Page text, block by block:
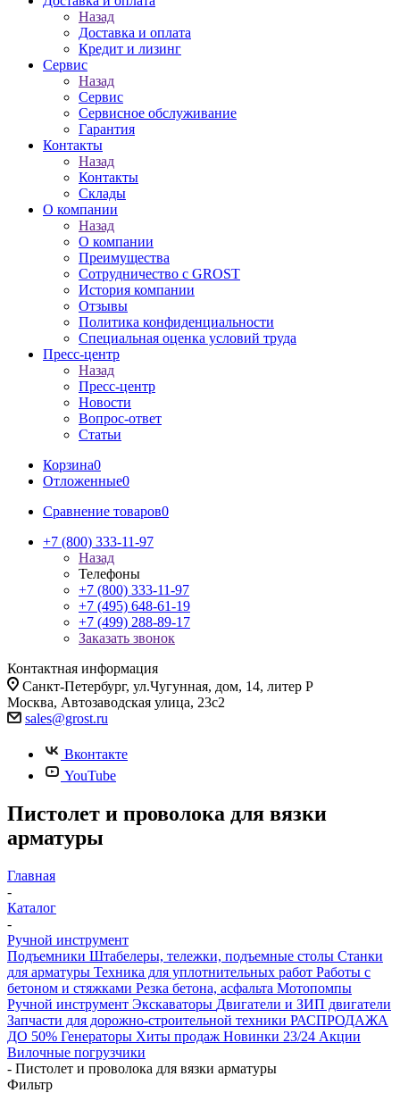
Назад
Доставка и оплата
Кредит и лизинг
Сервис
Назад
Сервис
Сервисное обслуживание
Гарантия
Контакты
Назад
Контакты
Склады
О компании
Назад
О компании
Преимущества
Сотрудничество с GROST
История компании
Отзывы
Политика конфиденциальности
Специальная оценка условий труда
Пресс-центр
Назад
Пресс-центр
Новости
Вопрос-ответ
Статьи
Корзина0
Отложенные0
Сравнение товаров0
+7 (800) 333-11-97
Назад
Телефоны
+7 (800) 333-11-97
+7 (495) 648-61-19
+7 (499) 288-89-17
Заказать звонок
Контактная информация
Санкт-Петербург, ул.Чугунная, дом, 14, литер Р
Москва, Автозаводская улица, 23с2
sales@grost.ru
Вконтакте
YouTube
Пистолет и проволока для вязки
арматуры
Главная
-
Каталог
-
Ручной инструмент
Подъемники Штабелеры, тележки, подъемные столы Станки
для арматуры Техника для уплотнительных работ Работы с
бетоном и стяжками Резка бетона, асфальта Мотопомпы
Ручной инструмент Экскаваторы Двигатели и ЗИП двигатели
Запчасти для дорожно-строительной техники РАСПРОДАЖА
ДО 50% Генераторы Хиты продаж Новинки 23/24 Акции
Вилочные погрузчики
- Пистолет и проволока для вязки арматуры
Фильтр